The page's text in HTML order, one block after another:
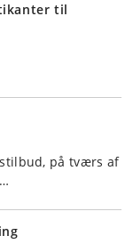
til
på tværs af